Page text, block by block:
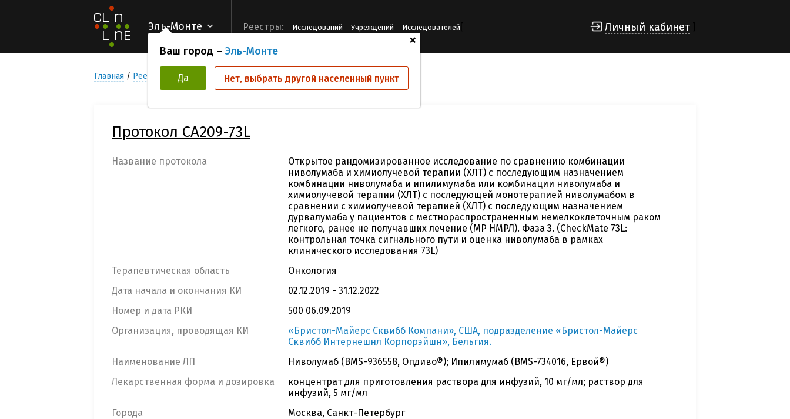
Эль-Монте
+
Ваш город – Эль-Монте
Да Нет, выбрать другой населенный пункт
Реестры: Исследований Учреждений Исследователей Личный кабинет
Главная Реестр Клинических исследований CA209-73L
Протокол CA209-73L
Название протокола
Открытое рандомизированное исследование по сравнению комбинации
ниволумаба и химиолучевой терапии (ХЛТ) с последующим назначением
комбинации ниволумаба и ипилимумаба или комбинации ниволумаба и
химиолучевой терапии (ХЛТ) с последующей монотерапией ниволумабом в
сравнении с химиолучевой терапией (ХЛТ) с последующим назначением
дурвалумаба у пациентов с местнораспространенным немелкоклеточным раком
легкого, ранее не получавших лечение (МР НМРЛ). Фаза 3. (CheckMate 73L:
контрольная точка сигнального пути и оценка ниволумаба в рамках
клинического исследования 73L)
Терапевтическая область
Онкология
Дата начала и окончания КИ
02.12.2019 - 31.12.2022
Номер и дата РКИ
500 06.09.2019
Организация, проводящая КИ
«Бристол-Майерс Сквибб Компани», США, подразделение «Бристол-Майерс
Сквибб Интернешнл Корпорэйшн», Бельгия.
Наименование ЛП
Ниволумаб (BMS-936558, Опдиво®); Ипилимумаб (BMS-734016, Ервой®)
Лекарственная форма и дозировка
концентрат для приготовления раствора для инфузий, 10 мг/мл; раствор для
инфузий, 5 мг/мл
Города
Москва, Санкт-Петербург